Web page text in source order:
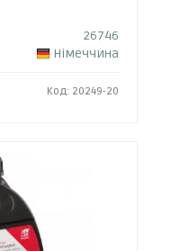
26746
Німеччина
Код: 20249-20